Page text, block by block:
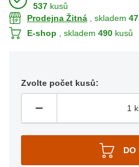
537 kusů
Prodejna Žitná , skladem 47
E-shop , skladem 490 kusů
Zvolte počet kusů: